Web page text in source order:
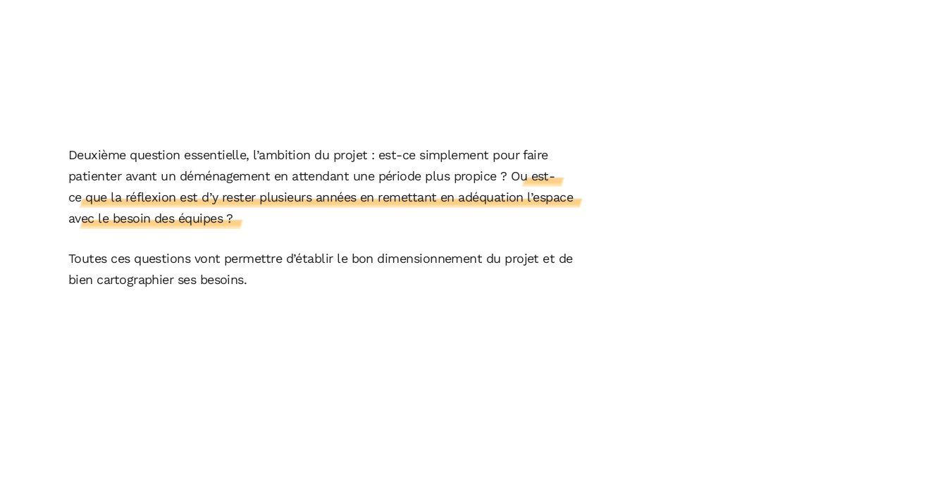
Deuxième question essentielle, l’ambition du projet : est-ce simplement pour faire
patienter avant un déménagement en attendant une période plus propice ? Ou est-
ce que la réflexion est d’y rester plusieurs années en remettant en adéquation l’espace
avec le besoin des équipes ?
Toutes ces questions vont permettre d’établir le bon dimensionnement du projet et de
bien cartographier ses besoins.